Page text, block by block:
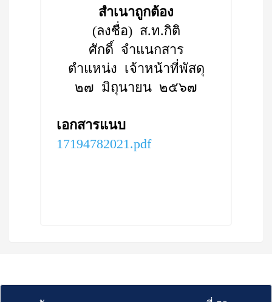
สำเนาถูกต้อง
(ลงชื่อ) ส.ท.กิติ
ศักดิ์ จำแนกสาร
ตำแหน่ง เจ้าหน้าที่พัสดุ
๒๗ มิถุนายน ๒๕๖๗
เอกสารแนบ
17194782021.pdf